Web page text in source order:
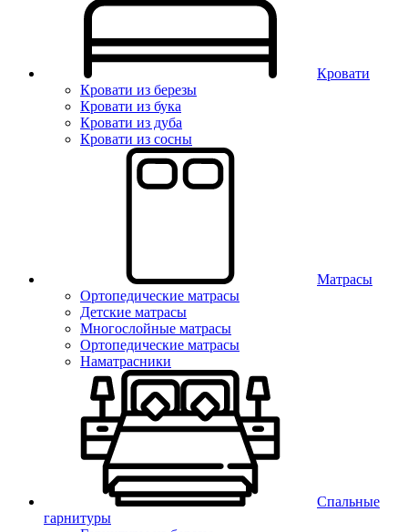
Кровати
Кровати из березы
Кровати из бука
Кровати из дуба
Кровати из сосны
Матрасы
Ортопедические матрасы
Детские матрасы
Многослойные матрасы
Ортопедические матрасы
Наматрасники
Спальные
гарнитуры